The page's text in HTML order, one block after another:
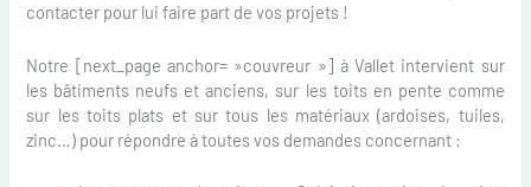
contacter pour lui faire part de vos projets !
Notre [next_page anchor= »couvreur »] à Vallet intervient sur
les bâtiments neufs et anciens, sur les toits en pente comme
sur les toits plats et sur tous les matériaux (ardoises, tuiles,
zinc…) pour répondre à toutes vos demandes concernant :